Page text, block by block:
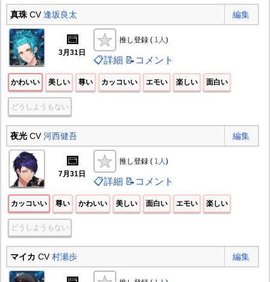
真珠CV逢坂良太 編集
📅
3月31日
推し登録 ( 1人)
📋詳細 📝コメント
かわいい 美しい 尊い カッコいい エモい 楽しい 面白い
どうしようもない
夜光CV河西健吾 編集
📅
7月31日
推し登録 ( 1人)
📋詳細 📝コメント
カッコいい 尊い かわいい 美しい 面白い エモい 楽しい
どうしようもない
マイカ CV村瀬歩 編集